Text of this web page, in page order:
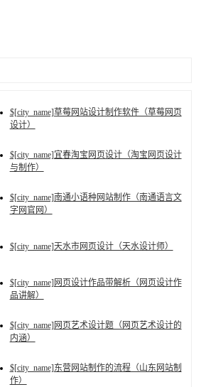
$[city_name]草莓网站设计制作软件（草莓网页
设计）
$[city_name]宜春淘宝网页设计（淘宝网页设计
与制作）
$[city_name]南通小语种网站制作（南通语言文
字网官网）
$[city_name]天水市网页设计（天水设计师）
$[city_name]网页设计作品带解析（网页设计作
品讲解）
$[city_name]网页艺术设计题（网页艺术设计的
内涵）
$[city_name]东营网站制作的流程（山东网站制
作）